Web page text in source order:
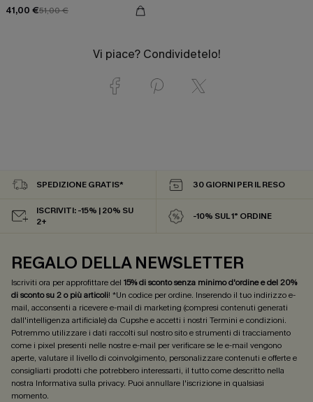
41,00 €51,00 €
Vi piace? Condividetelo!
SPEDIZIONE GRATIS* 30 GIORNI PER IL RESO
ISCRIVITI: -15% | 20% SU
2+
-10% SUL 1° ORDINE
REGALO DELLA NEWSLETTER
Iscriviti ora per approfittare del 15% di sconto senza minimo d'ordine e del 20%
di sconto su 2 o più articoli! *Un codice per ordine. Inserendo il tuo indirizzo e-
mail, acconsenti a ricevere e-mail di marketing (compresi contenuti generati
dall'intelligenza artificiale) da Cupshe e accetti i nostri Termini e condizioni.
Potremmo utilizzare i dati raccolti sul nostro sito e strumenti di tracciamento
come i pixel presenti nelle nostre e-mail per verificare se le e-mail vengono
aperte, valutare il livello di coinvolgimento, personalizzare contenuti e offerte e
consigliarti prodotti che potrebbero interessarti, il tutto come descritto nella
nostra Informativa sulla privacy. Puoi annullare l'iscrizione in qualsiasi
momento.